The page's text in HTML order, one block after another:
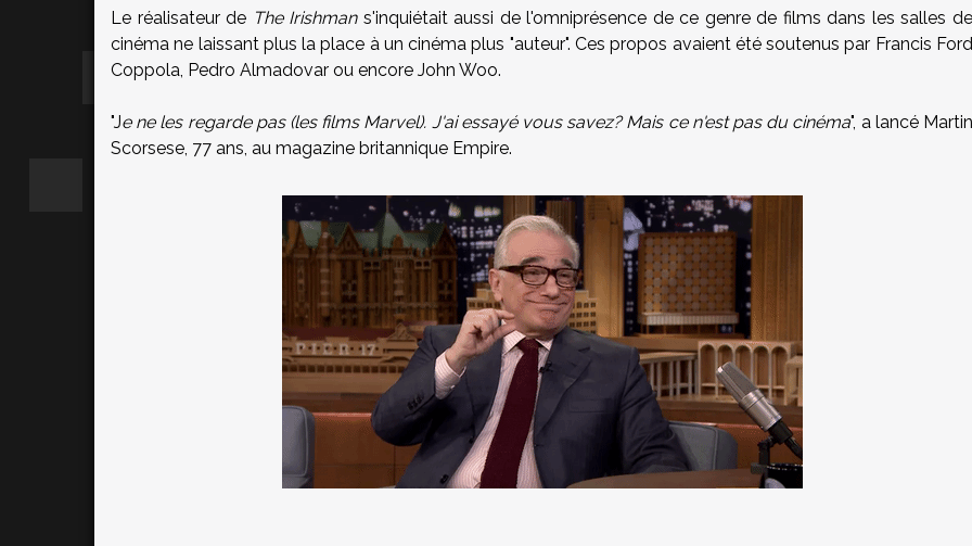
Le réalisateur de The Irishmans'inquiétait aussi de l'omniprésence de ce genre de films dans les salles de
cinéma ne laissant plus la place à un cinéma plus "auteur". Ces propos avaient été soutenus par Francis Ford
Coppola, Pedro Almadovar ou encore John Woo.
"Je ne les regarde pas (les films Marvel). J'ai essayé vous savez? Mais ce n'est pas du cinéma", a lancé Martin
Scorsese, 77 ans, au magazine britannique Empire.